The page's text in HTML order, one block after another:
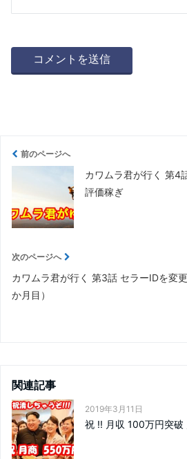
前のページへ
カワムラ君が行く 第4
評価稼ぎ
次のページへ
カワムラ君が行く 第3話 セラーIDを変
か月目）
関連記事
2019年3月11日
祝 !! 月収 100万円突